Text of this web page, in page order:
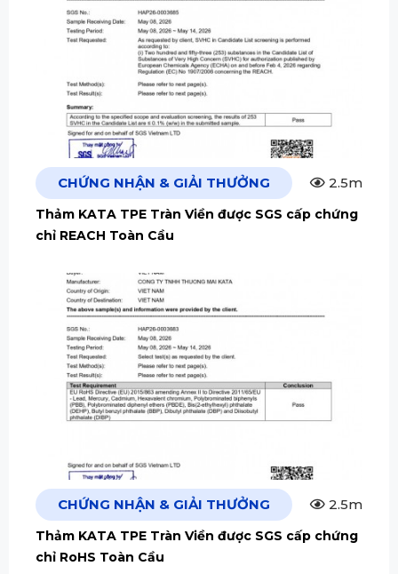
CHỨNG NHẬN & GIẢI THƯỞNG 2.5m
Thảm KATA TPE Tràn Viền được SGS cấp chứng
chỉ REACH Toàn Cầu
CHỨNG NHẬN & GIẢI THƯỞNG 2.5m
Thảm KATA TPE Tràn Viền được SGS cấp chứng
chỉ RoHS Toàn Cầu